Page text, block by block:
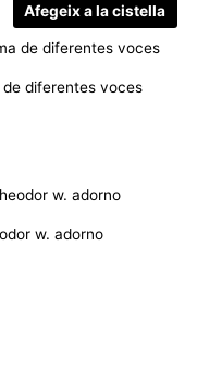
Afegeix a la cistella
diferentes voces
w. adorno